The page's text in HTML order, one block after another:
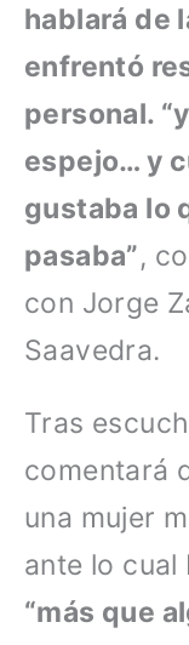
hablará de
enfrentó
personal.
espejo… y
gustaba lo
pasaba”,
con Jorge
Saavedra.
Tras
comentará
una mujer
ante lo cual
“más que